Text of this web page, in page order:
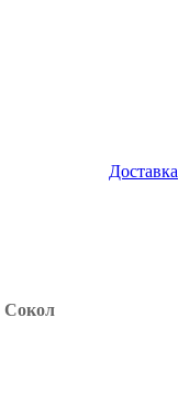
Доставка
Сокол